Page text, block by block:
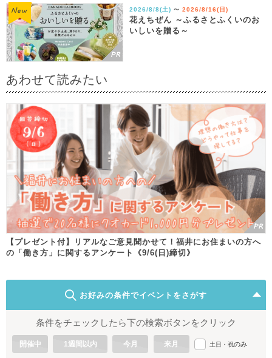
2026/8/8(土) 〜 2026/8/16(日)
花えちぜん ～ふるさとふくいのお
いしいを贈る～
あわせて読みたい
【プレゼント付】リアルなご意見聞かせて！福井にお住まいの方へ
の「働き方」に関するアンケート《9/6(日)締切》
お好みの条件でイベントをさがす
条件をチェックしたら下の検索ボタンをクリック
開催中 1週間以内 今月 来月 土日・祝のみ